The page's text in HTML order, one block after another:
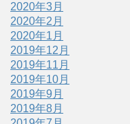
2020年3月
2020年2月
2020年1月
2019年12月
2019年11月
2019年10月
2019年9月
2019年8月